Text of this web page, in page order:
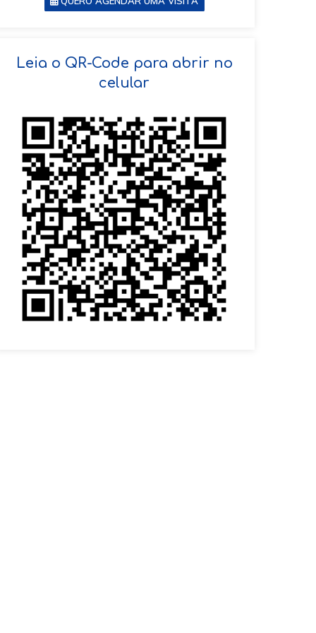
VOLTAR
Leia o QR-Code para abrir no
celular